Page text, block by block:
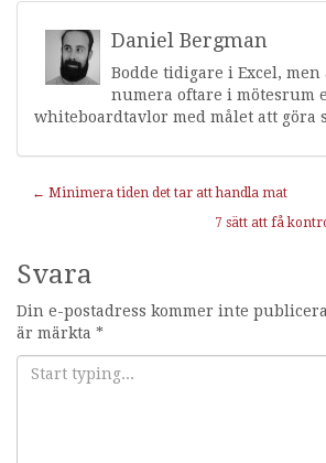
Daniel Bergman
Bodde tidigare i Excel,
numera oftare i mötesrum
whiteboardtavlor med målet att göra
Inläggnavigering
← Minimera tiden det tar att handla mat
7 sätt att få
Svara
Din e-postadress kommer inte
är märkta *